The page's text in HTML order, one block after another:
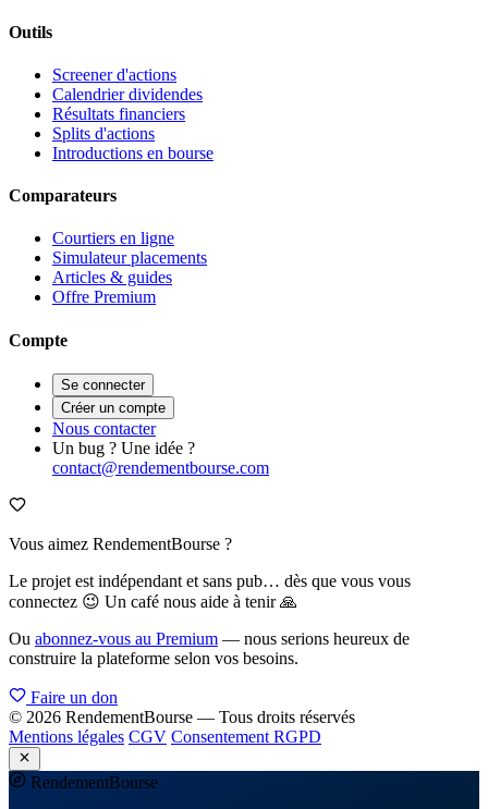
Outils
Screener d'actions
Calendrier dividendes
Résultats financiers
Splits d'actions
Introductions en bourse
Comparateurs
Courtiers en ligne
Simulateur placements
Articles & guides
Offre Premium
Compte
Se connecter
Créer un compte
Nous contacter
Un bug ? Une idée ?
contact@rendementbourse.com
Vous aimez RendementBourse ?
Le projet est indépendant et sans pub… dès que vous vous
connectez 😉 Un café nous aide à tenir 🙏
Ou abonnez-vous au Premium — nous serions heureux de
construire la plateforme selon vos besoins.
Faire un don
© 2026 RendementBourse — Tous droits réservés
Mentions légales CGV Consentement RGPD
RendementBourse